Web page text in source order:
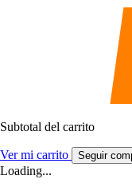
Subtotal del carrito
Ver mi carrito Seguir
Loading...